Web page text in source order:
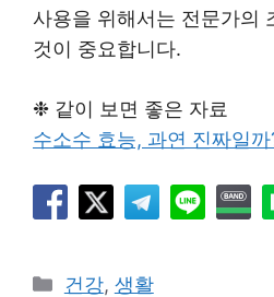
사용을 위해서는 전문가의
것이 중요합니다.
❉ 같이 보면 좋은 자료
수소수 효능, 과연 진짜일까
카
건강, 생활